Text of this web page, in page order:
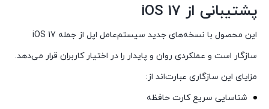
پشتیبانی از iOS 17
این محصول با نسخه‌های جدید سیستم‌عامل اپل از جمله iOS 17
سازگار است و عملکردی روان و پایدار را در اختیار کاربران قرار می‌دهد.
مزایای این سازگاری عبارت‌اند از:
شناسایی سریع کارت حافظه